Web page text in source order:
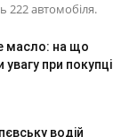
222 автомобіля.
масло: на що
увагу при покупці
водій